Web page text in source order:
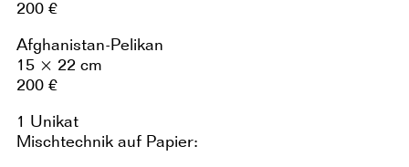
200 €
Afghanistan-Pelikan
15 × 22 cm
200 €
1 Unikat
Mischtechnik auf Papier: